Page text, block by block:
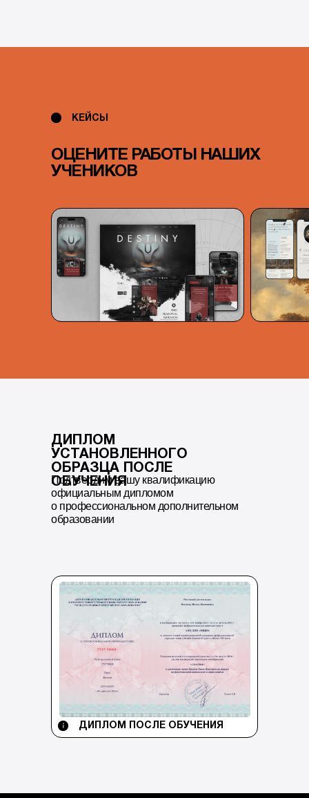
ОЦЕНИТЕ РАБОТЫ НАШИХ
УЧЕНИКОВ
КЕЙСЫ
ДИПЛОМ
УСТАНОВЛЕННОГО
ОБРАЗЦА ПОСЛЕ
ОБУЧЕНИЯ
Подтвердим вашу квалификацию
официальным дипломом
о профессиональном дополнительном
образовании
ДИПЛОМ ПОСЛЕ ОБУЧЕНИЯ